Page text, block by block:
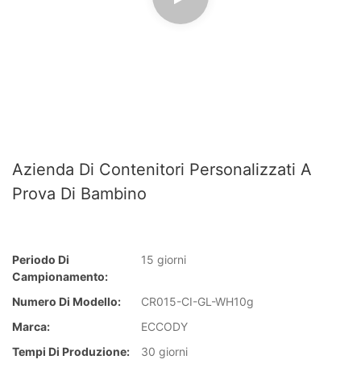
Azienda Di Contenitori Personalizzati A
Prova Di Bambino
Periodo Di
Campionamento:
15 giorni
Numero Di Modello:
CR015-CI-GL-WH10g
Marca:
ECCODY
Tempi Di Produzione:
30 giorni